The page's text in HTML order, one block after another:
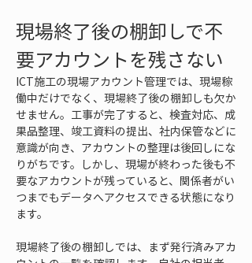
現場終了後の棚卸しで不
要アカウントを残さない
ICT施工の現場アカウント管理では、現場稼
働中だけでなく、現場終了後の棚卸しも欠か
せません。工事が完了すると、検査対応、成
果品整理、竣工資料の提出、社内保管などに
意識が向き、アカウントの整理は後回しにな
りがちです。しかし、現場が終わった後も不
要なアカウントが残っていると、関係者がい
つまでもデータへアクセスできる状態になり
ます。
現場終了後の棚卸しでは、まず発行済みアカ